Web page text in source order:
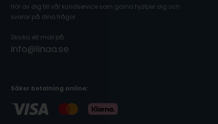
Hör av dig till vår kundservice som gärna hjälper dig och
svarar på dina frågor.
Skicka ett mail på:
info@linaa.se
Säker betalning online: